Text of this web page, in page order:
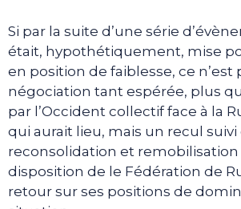
Si par la suite d’une série
était, hypothétiquement, mise
en position de faiblesse, ce n’est
négociation tant espérée, plus
par l’Occident collectif face à la
qui aurait lieu, mais un recul suivi
reconsolidation et remobilisation
disposition de le Fédération de
retour sur ses positions de